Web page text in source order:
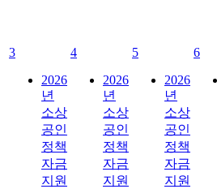
3
2026
년
소상
공인
정책
자금
지원
4
2026
년
소상
공인
정책
자금
지원
5
2026
년
소상
공인
정책
자금
지원
6